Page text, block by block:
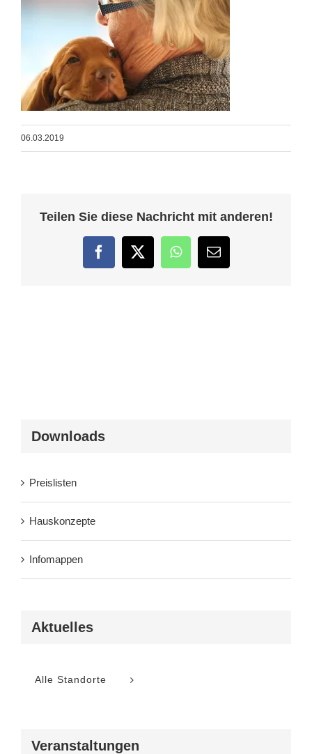
06.03.2019
Teilen Sie diese Nachricht mit anderen!
FacebookTwitterWhatsApp
E-
Mail
Downloads
Preislisten
Hauskonzepte
Infomappen
Aktuelles
Alle Standorte
Veranstaltungen